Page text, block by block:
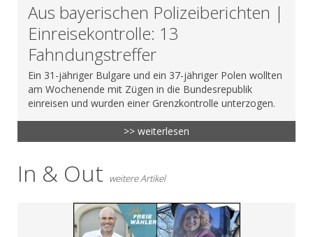
Aus bayerischen Polizeiberichten |
Einreisekontrolle: 13
Fahndungstreffer
Ein 31-jähriger Bulgare und ein 37-jähriger Polen wollten
am Wochenende mit Zügen in die Bundesrepublik
einreisen und wurden einer Grenzkontrolle unterzogen.
>> weiterlesen
In & Out weitere Artikel